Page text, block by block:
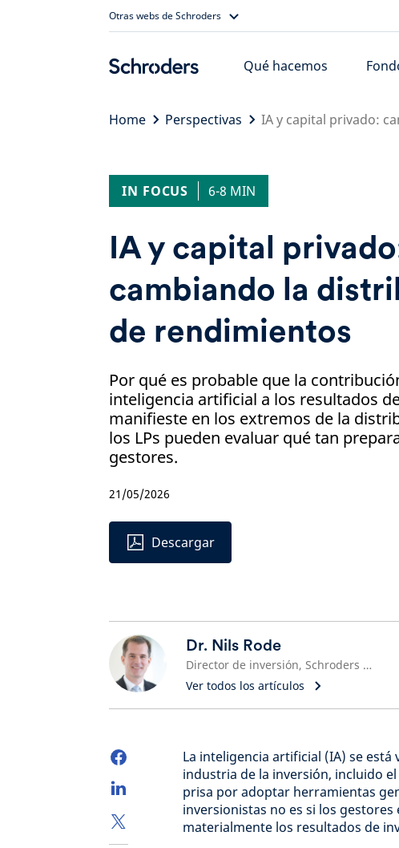
Otras webs de Schroders
Qué hacemos
Home Perspectivas IA y capital privado:
IN FOCUS 6-8 MIN
IA y capital
cambiando la
de rendimientos
Por qué es probable que la
inteligencia artificial a los resultados
manifieste en los extremos de la
los LPs pueden evaluar qué tan
gestores.
21/05/2026
Descargar
Dr. Nils Rode
Director de inversión, Schroders Capital
Ver todos los artículos
La inteligencia artificial (IA) se
industria de la inversión, incluido
prisa por adoptar herramientas
inversionistas no es si los
materialmente los resultados de